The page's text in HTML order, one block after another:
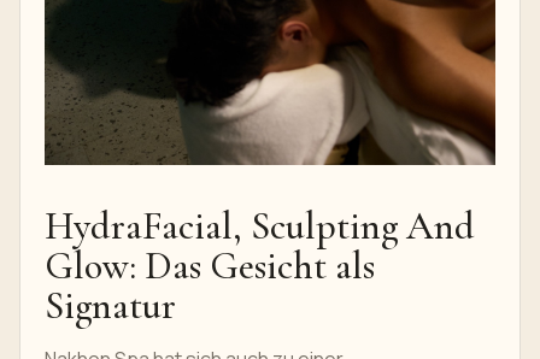
HydraFacial, Sculpting And
Glow: Das Gesicht als
Signatur